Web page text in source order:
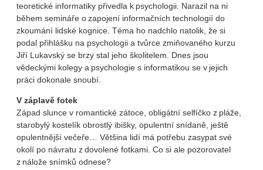
teoretické informatiky přivedla k psychologii. Narazil na ni
během semináře o zapojení informačních technologií do
zkoumání lidské kognice. Téma ho nadchlo natolik, že si
podal přihlášku na psychologii a tvůrce zmiňovaného kurzu
Jiří Lukavský se brzy stal jeho školitelem. Dnes jsou
vědeckými kolegy a psychologie s informatikou se v jejich
práci dokonale snoubí.
V záplavě fotek
Západ slunce v romantické zátoce, obligátní selfíčko z pláže,
starobylý kostelík obrostlý ibišky, opulentní snídaně, ještě
opulentnější večeře… Většina lidí má potřebu zasypat své
okolí po návratu z dovolené fotkami. Co si ale pozorovatel
z nálože snímků odnese?